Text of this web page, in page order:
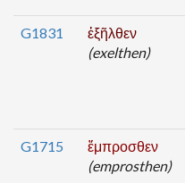
G1831
ἐξῆλθεν
(exelthen)
G1715
ἔμπροσθεν
(emprosthen)